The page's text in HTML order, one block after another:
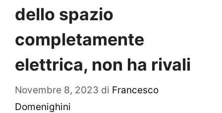
dello spazio
completamente
elettrica, non ha rivali
Novembre 8, 2023 di Francesco
Domenighini